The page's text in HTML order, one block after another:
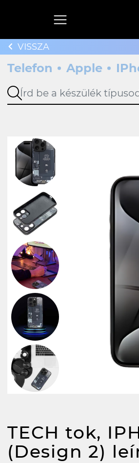
VISSZA
Telefon Apple
TECH tok,
(Design 2)